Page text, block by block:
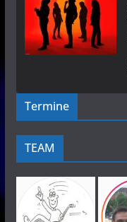
Termine
TEAM